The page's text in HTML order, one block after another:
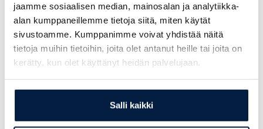
jaamme sosiaalisen median, mainosalan ja analytiikka-
alan kumppaneillemme tietoja siitä, miten käytät
sivustoamme. Kumppanimme voivat yhdistää näitä
tietoja muihin tietoihin, joita olet antanut heille tai joita on
kerätty, kun olet käyttänyt heidän palvelujaan.
Salli kaikki
Ajokorkeus: 238 cm
Nostomasto: Triplex/vapaa nosto
Ohjaamo: Umpihytti